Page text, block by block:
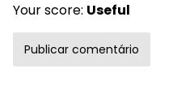
Your score: Useful